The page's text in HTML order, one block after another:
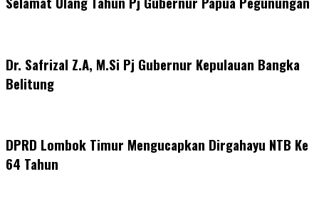
Dr. Safrizal Z.A, M.Si Pj Gubernur Kepulauan Bangka
Belitung
DPRD Lombok Timur Mengucapkan Dirgahayu NTB Ke
64 Tahun